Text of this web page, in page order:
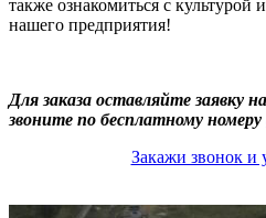
также ознакомиться с культурой
нашего предприятия!
Для заказа оставляйте заявку
звоните по бесплатному номеру
Закажи звонок и